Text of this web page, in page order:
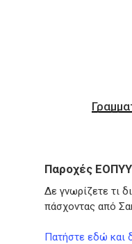
Παροχές ΕΟΠΥΥ
Δε γνωρίζετε τι
πάσχοντας από
Πατήστε εδώ και